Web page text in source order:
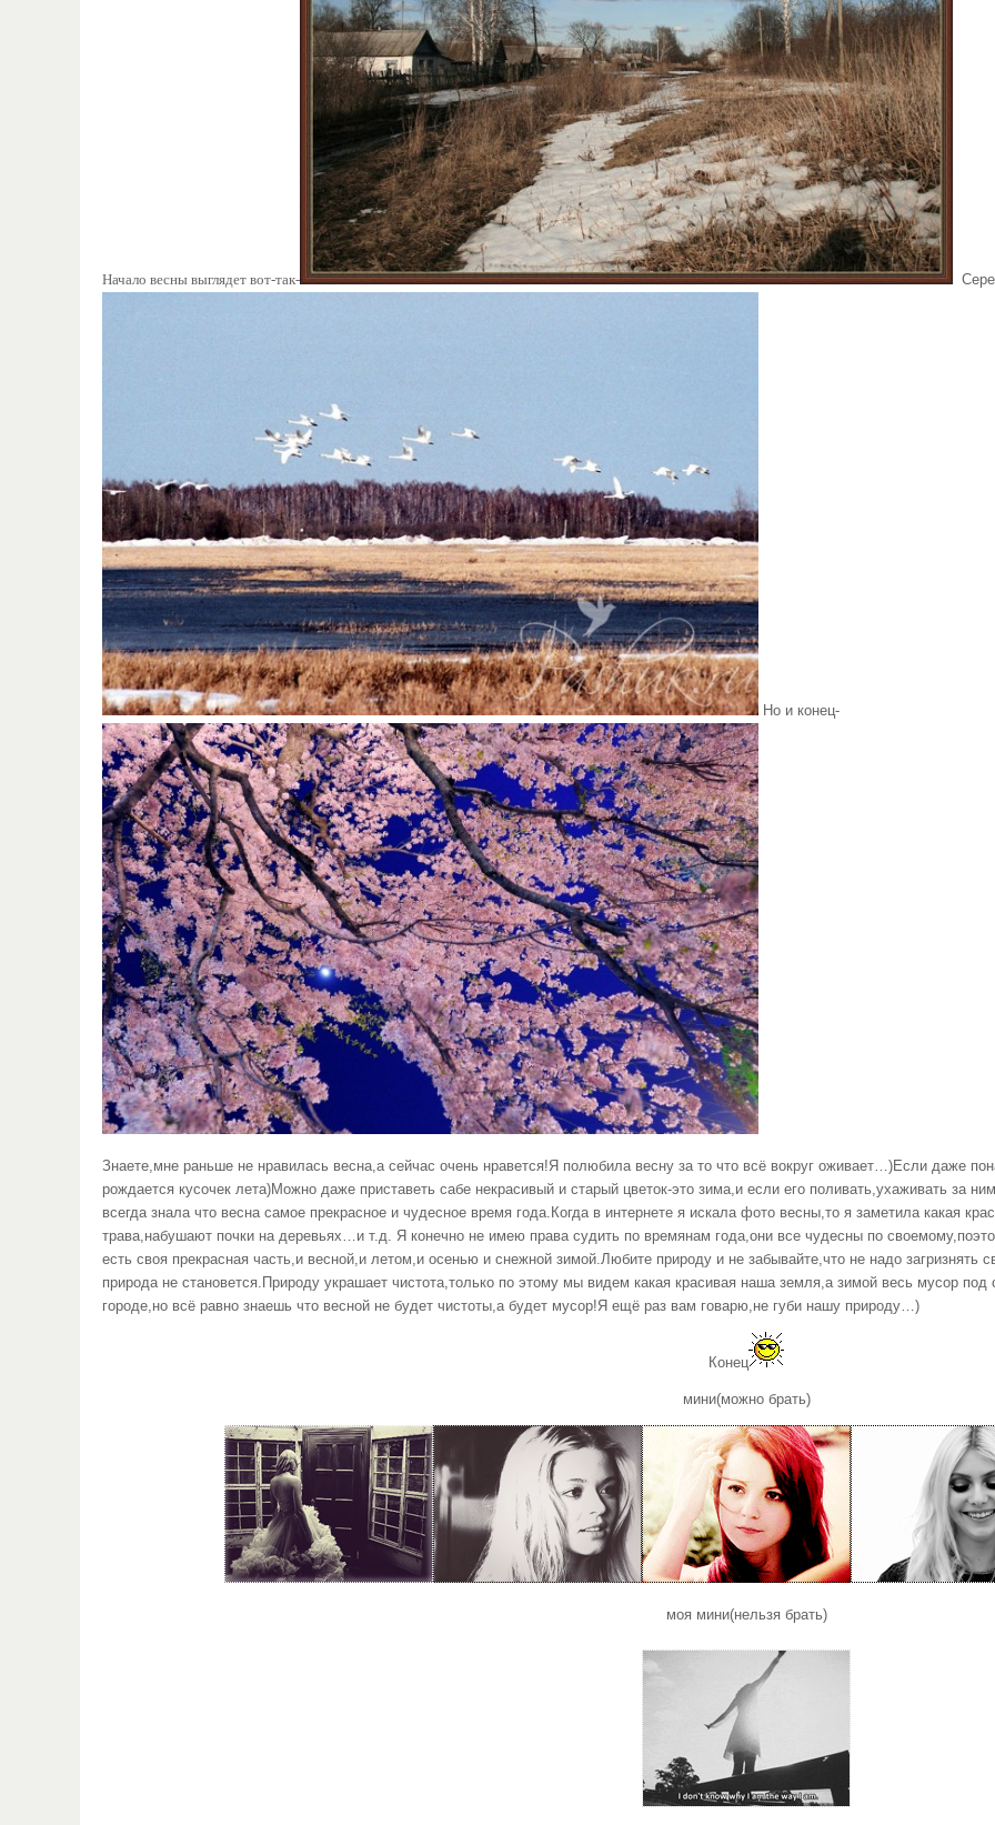
Начало весны выглядет вот-так-
Но и конец-
Знаете,мне раньше не нравилась весна,а сейчас очень нравется!Я полюбила весну за то что всё вокруг оживает…)Если даже
рождается кусочек лета)Можно даже приставеть сабе некрасивый и старый цветок-это зима,и если его поливать,ухаживать за
всегда знала что весна самое прекрасное и чудесное время года.Когда в интернете я искала фото весны,то я заметила какая
трава,набушают почки на деревьях…и т.д. Я конечно не имею права судить по времянам года,они все чудесны по
есть своя прекрасная часть,и весной,и летом,и осенью и снежной зимой.Любите природу и не забывайте,что не надо загризнять
природа не становется.Природу украшает чистота,только по этому мы видем какая красивая наша земля,а зимой весь мусор под
городе,но всё равно знаешь что весной не будет чистоты,а будет мусор!Я ещё раз вам говарю,не губи нашу природу…)
Конец
мини(можно брать)
моя мини(нельзя брать)